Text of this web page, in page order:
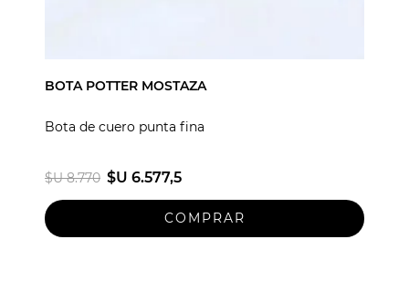
BOTA POTTER MOSTAZA
Bota de cuero punta fina
$U 8.770 $U 6.577,5